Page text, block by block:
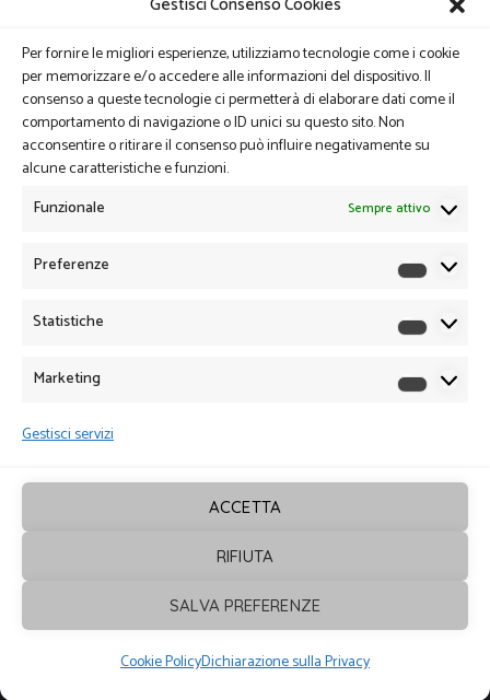
Per fornire le migliori esperienze, utilizziamo tecnologie come i cookie
per memorizzare e/o accedere alle informazioni del dispositivo. Il
consenso a queste tecnologie ci permetterà di elaborare dati come il
comportamento di navigazione o ID unici su questo sito. Non
acconsentire o ritirare il consenso può influire negativamente su
alcune caratteristiche e funzioni.
Funzionale
Sempre attivo
Preferenze
Statistiche
Marketing
Gestisci servizi
ACCETTA
RIFIUTA
SALVA PREFERENZE
Cookie PolicyDichiarazione sulla Privacy
Sagrafica© 2026. Tutti i diritti sono
riservati - Powered byENKEY